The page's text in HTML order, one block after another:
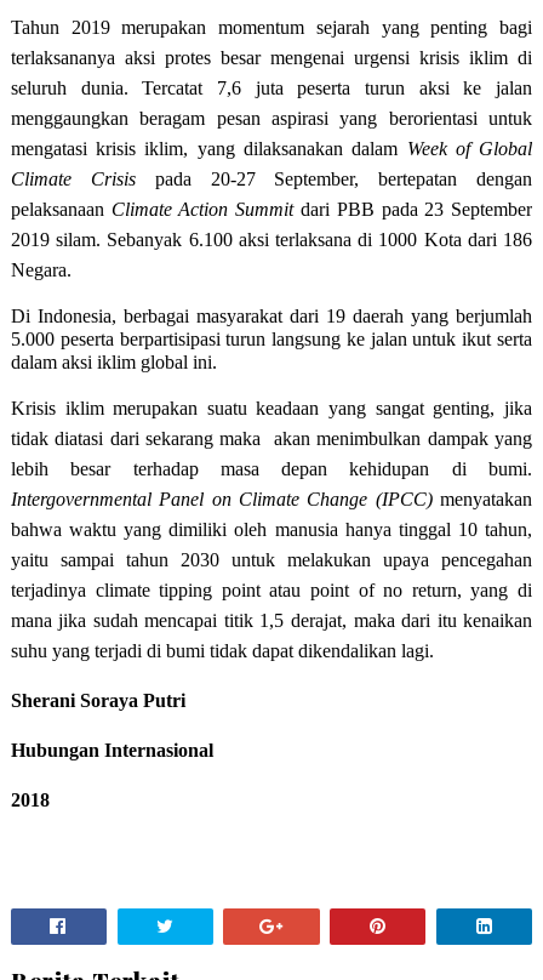
Tahun 2019 merupakan momentum sejarah yang penting bagi
terlaksananya aksi protes besar mengenai urgensi krisis iklim di
seluruh dunia. Tercatat 7,6 juta peserta turun aksi ke jalan
menggaungkan beragam pesan aspirasi yang berorientasi untuk
mengatasi krisis iklim, yang dilaksanakan dalam Week of Global
Climate Crisispada 20-27 September, bertepatan dengan
pelaksanaan Climate Action Summitdari PBB pada 23 September
2019 silam. Sebanyak 6.100 aksi terlaksana di 1000 Kota dari 186
Negara.
Di Indonesia, berbagai masyarakat dari 19 daerah yang berjumlah
5.000 peserta berpartisipasi turun langsung ke jalan untuk ikut serta
dalam aksi iklim global ini.
Krisis iklim merupakan suatu keadaan yang sangat genting, jika
tidak diatasi dari sekarang maka akan menimbulkan dampak yang
lebih besar terhadap masa depan kehidupan di bumi.
Intergovernmental Panel on Climate Change (IPCC)menyatakan
bahwa waktu yang dimiliki oleh manusia hanya tinggal 10 tahun,
yaitu sampai tahun 2030 untuk melakukan upaya pencegahan
terjadinya climate tipping point atau point of no return, yang di
mana jika sudah mencapai titik 1,5 derajat, maka dari itu kenaikan
suhu yang terjadi di bumi tidak dapat dikendalikan lagi.
Sherani Soraya Putri
Hubungan Internasional
2018